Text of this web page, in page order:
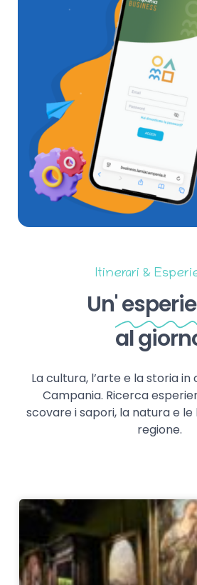
Itinerari &
Un'
al
La cultura, l’arte e la storia in
Campania. Ricerca
scovare i sapori, la natura e
regione.